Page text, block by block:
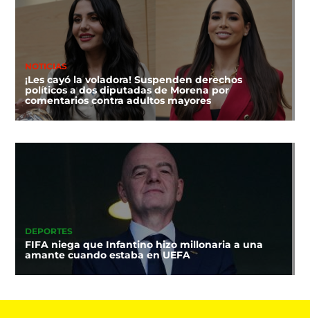
NOTICIAS
¡Les cayó la voladora! Suspenden derechos
políticos a dos diputadas de Morena por
comentarios contra adultos mayores
DEPORTES
FIFA niega que Infantino hizo millonaria a una
amante cuando estaba en UEFA